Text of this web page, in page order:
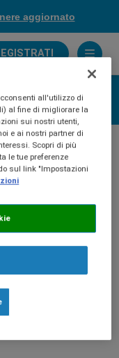
aggiornato
all'utilizzo di
al fine di migliorare la
sui nostri utenti,
e ai nostri partner di
Scopri di più
le tue preferenze
sul link "Impostazioni